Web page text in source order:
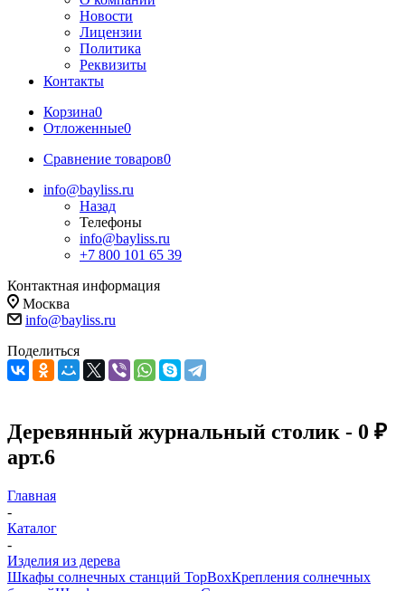
Новости
Лицензии
Политика
Реквизиты
Контакты
Корзина0
Отложенные0
Сравнение товаров0
info@bayliss.ru
Назад
Телефоны
info@bayliss.ru
+7 800 101 65 39
Контактная информация
Москва
info@bayliss.ru
Поделиться
Деревянный журнальный столик - 0 ₽
арт.6
Главная
-
Каталог
-
Изделия из дерева
Шкафы солнечных станций TopBoxКрепления солнечных